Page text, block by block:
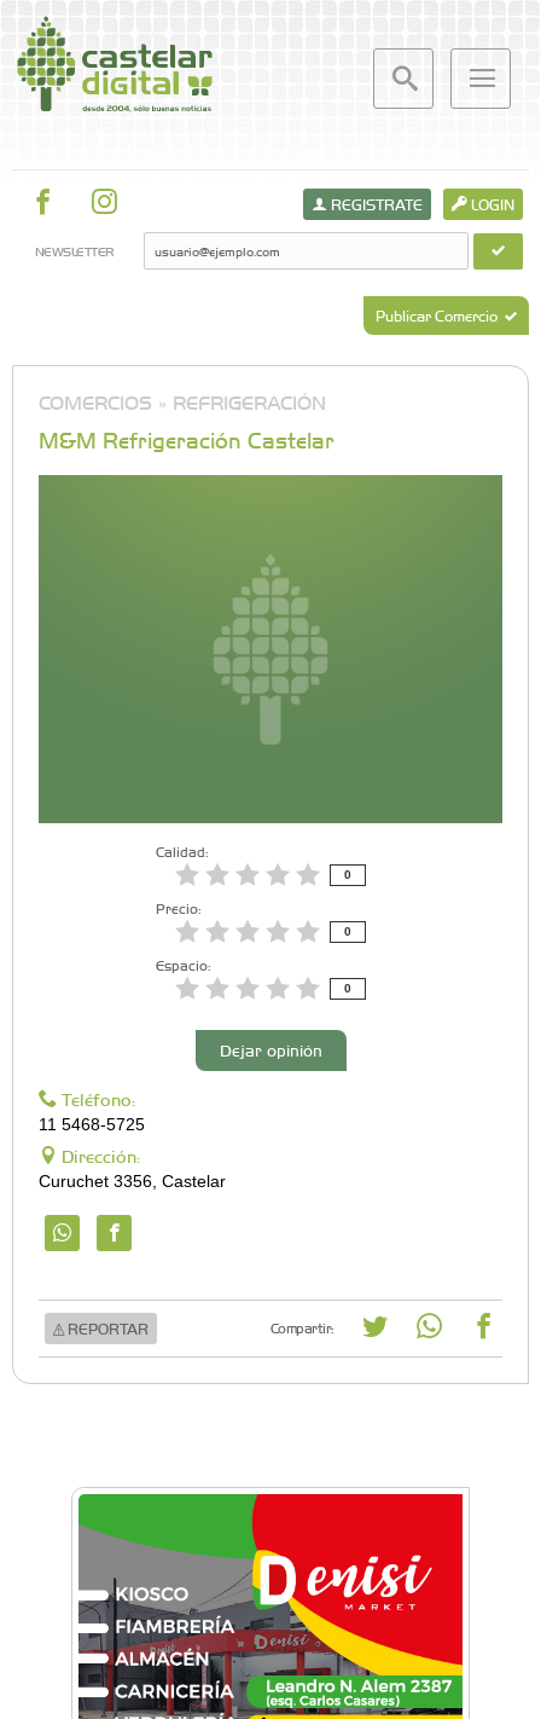
LOGIN
REGISTRATE
NEWSLETTER
Publicar Comercio
COMERCIOS » REFRIGERACIÓN
M&M Refrigeración Castelar
Calidad:
0
Precio:
0
Espacio:
0
Dejar opinión
Teléfono:
11 5468-5725
Dirección:
Curuchet 3356, Castelar
REPORTAR Compartir: